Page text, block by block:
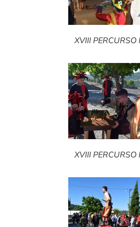
XVIII
XVIII